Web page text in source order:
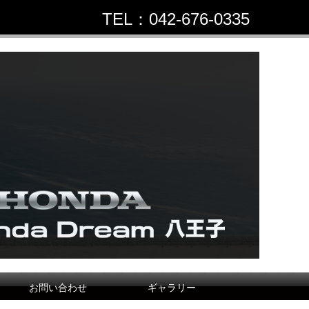
TEL：042-676-0335
お問い合わせ ギャラリー